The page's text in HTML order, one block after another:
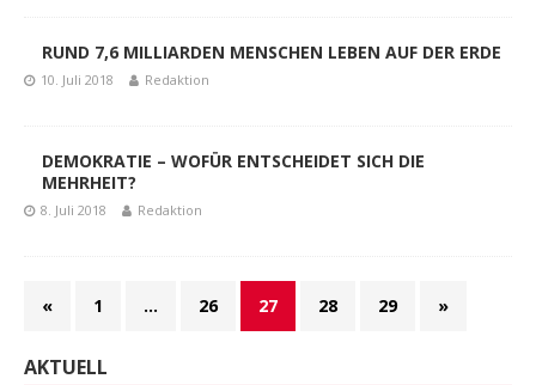
RUND 7,6 MILLIARDEN MENSCHEN LEBEN AUF DER ERDE
10. Juli 2018 Redaktion
DEMOKRATIE – WOFÜR ENTSCHEIDET SICH DIE
MEHRHEIT?
8. Juli 2018 Redaktion
« 1 … 26 27 28 29 »
AKTUELL